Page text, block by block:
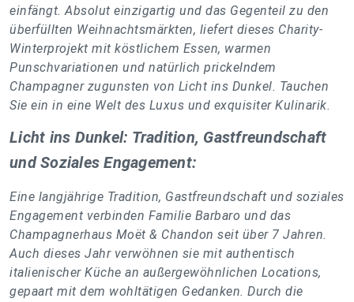
einfängt. Absolut einzigartig und das Gegenteil zu den
überfüllten Weihnachtsmärkten, liefert dieses Charity-
Winterprojekt mit köstlichem Essen, warmen
Punschvariationen und natürlich prickelndem
Champagner zugunsten von Licht ins Dunkel. Tauchen
Sie ein in eine Welt des Luxus und exquisiter Kulinarik.
Licht ins Dunkel: Tradition, Gastfreundschaft
und Soziales Engagement:
Eine langjährige Tradition, Gastfreundschaft und soziales
Engagement verbinden Familie Barbaro und das
Champagnerhaus Moët & Chandon seit über 7 Jahren.
Auch dieses Jahr verwöhnen sie mit authentisch
italienischer Küche an außergewöhnlichen Locations,
gepaart mit dem wohltätigen Gedanken. Durch die